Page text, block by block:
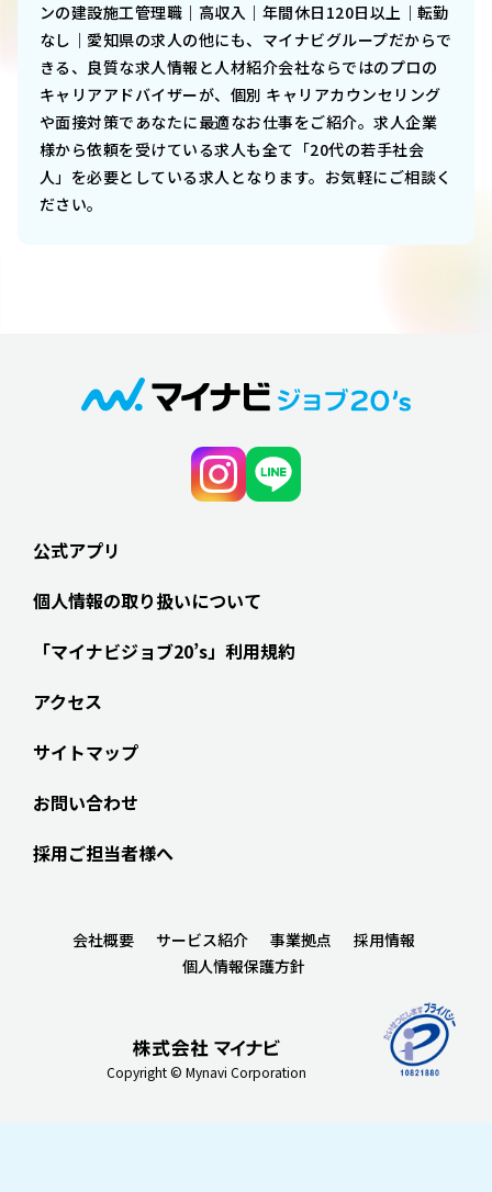
ンの建設施工管理職｜高収入｜年間休日120日以上｜転勤
なし｜愛知県の求人の他にも、マイナビグループだからで
きる、良質な求人情報と人材紹介会社ならではのプロの
キャリアアドバイザーが、個別 キャリアカウンセリング
や面接対策であなたに最適なお仕事をご紹介。求人企業
様から依頼を受けている求人も全て「20代の若手社会
人」を必要としている求人となります。お気軽にご相談く
ださい。
公式アプリ
個人情報の取り扱いについて
「マイナビジョブ20’s」利用規約
アクセス
サイトマップ
お問い合わせ
採用ご担当者様へ
Copyright © Mynavi Corporation
会社概要 サービス紹介 事業拠点
採用情報
個人情報保護方針